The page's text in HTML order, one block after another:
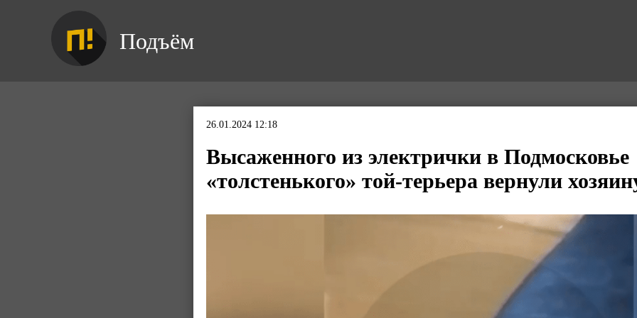
Подъём
26.01.2024 12:18
Высаженного из электрички в Подмосковье
«толстенького» той-терьера вернули